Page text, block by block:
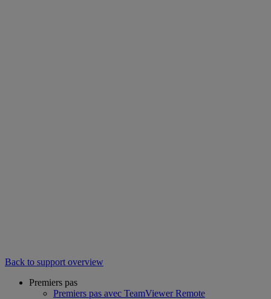
Back to support overview
Premiers pas
Premiers pas avec TeamViewer Remote